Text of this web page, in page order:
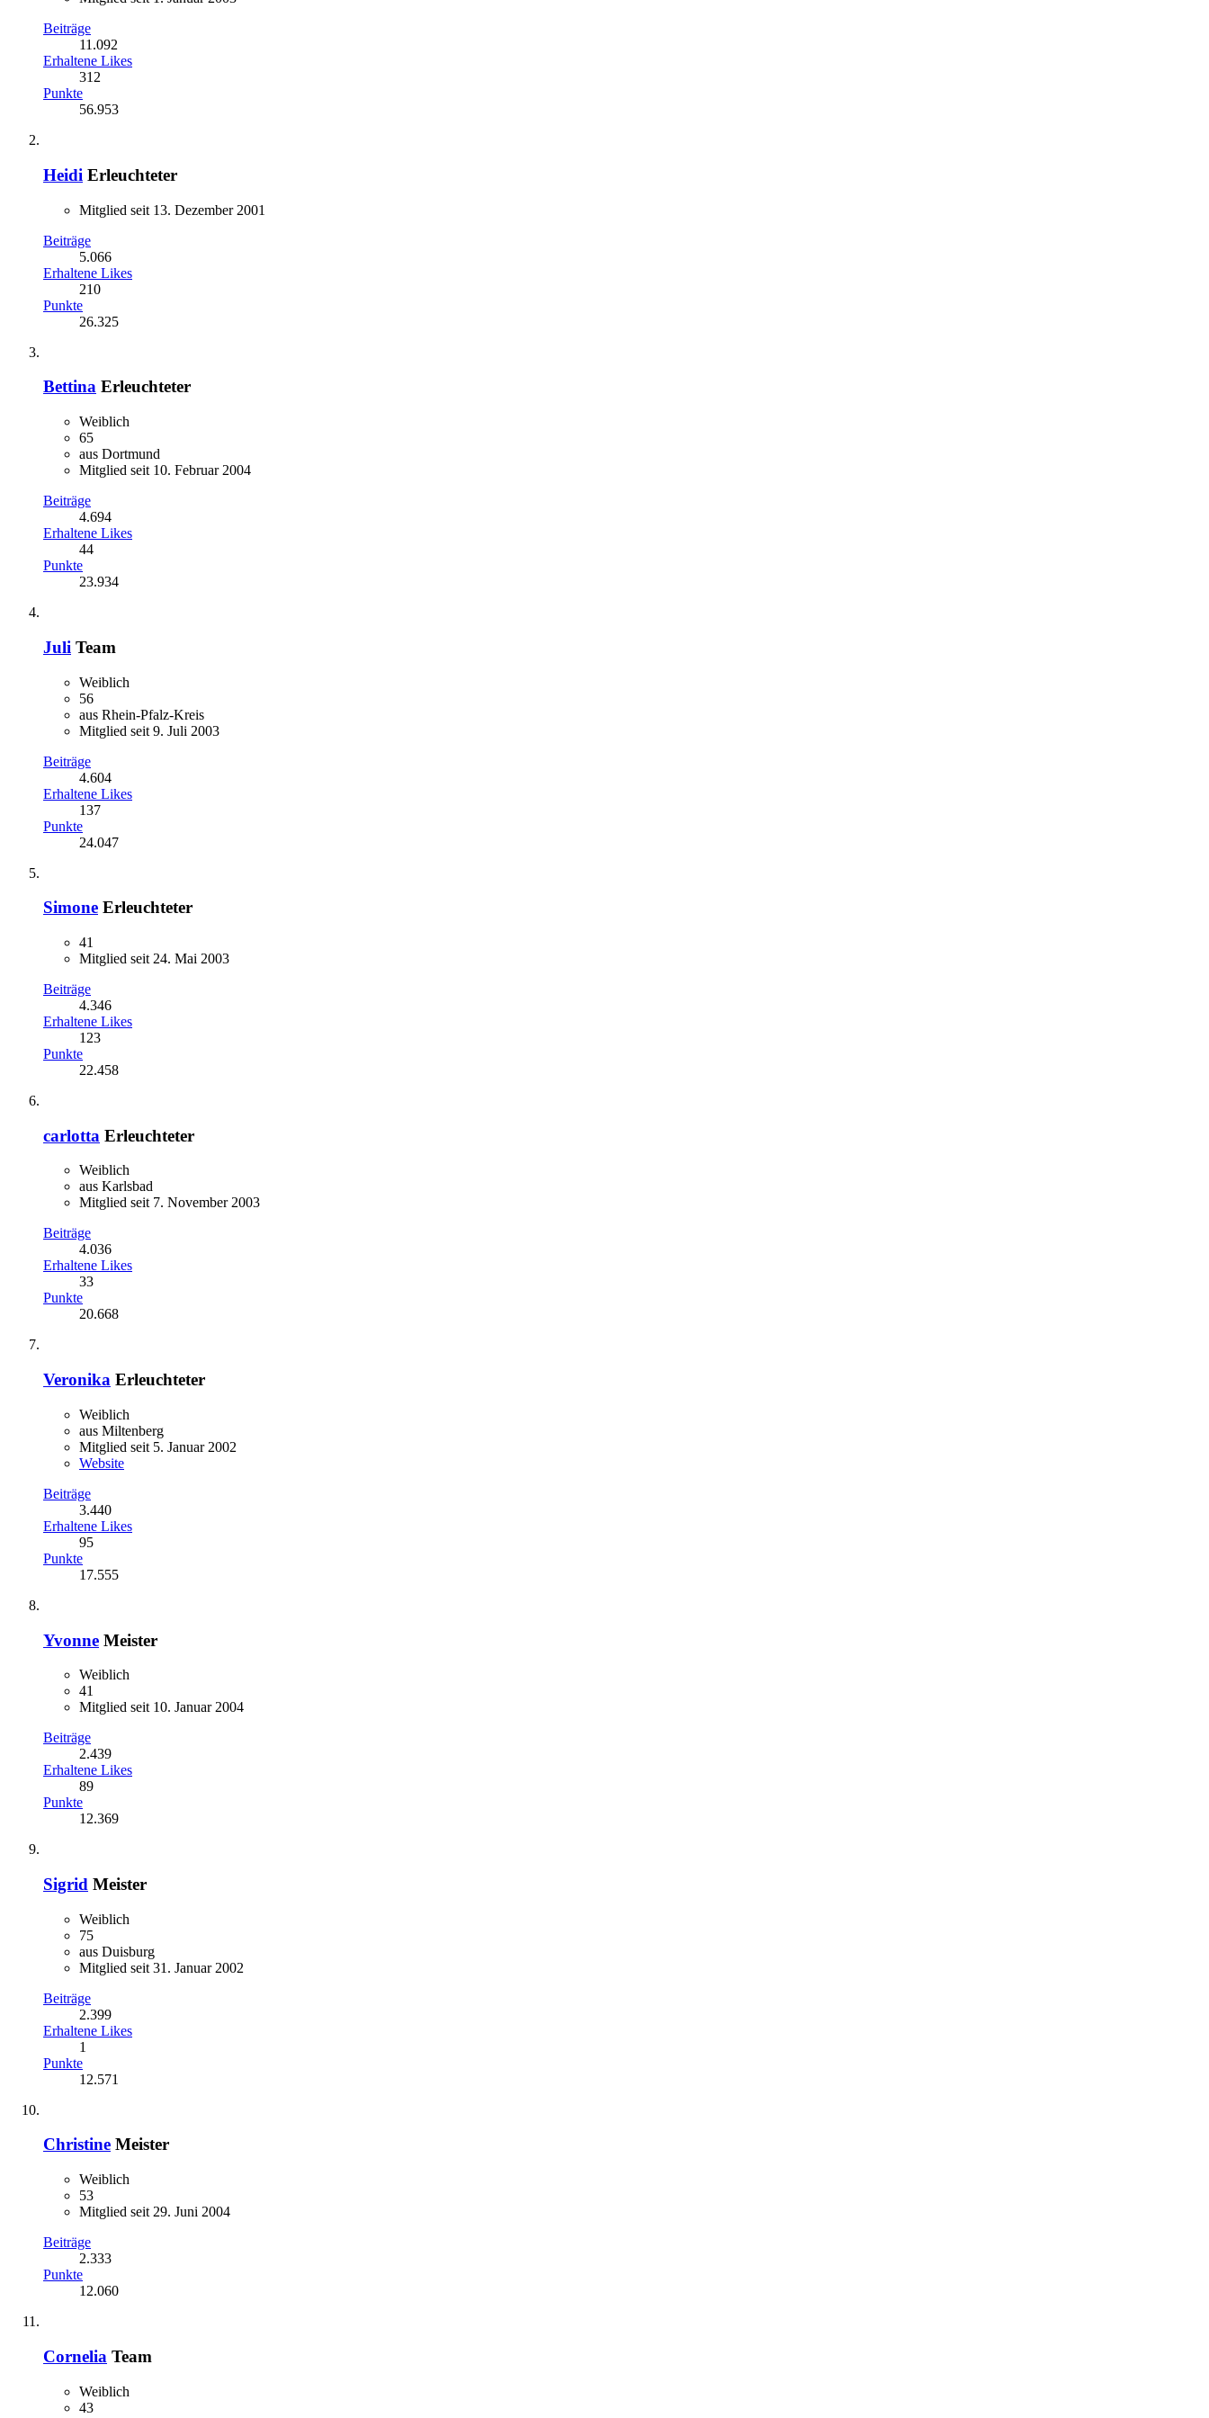
Beiträge
11.092
Erhaltene Likes
312
Punkte
56.953
Heidi Erleuchteter
Mitglied seit 13. Dezember 2001
Beiträge
5.066
Erhaltene Likes
210
Punkte
26.325
Bettina Erleuchteter
Weiblich
65
aus Dortmund
Mitglied seit 10. Februar 2004
Beiträge
4.694
Erhaltene Likes
44
Punkte
23.934
Juli Team
Weiblich
56
aus Rhein-Pfalz-Kreis
Mitglied seit 9. Juli 2003
Beiträge
4.604
Erhaltene Likes
137
Punkte
24.047
Simone Erleuchteter
41
Mitglied seit 24. Mai 2003
Beiträge
4.346
Erhaltene Likes
123
Punkte
22.458
carlotta Erleuchteter
Weiblich
aus Karlsbad
Mitglied seit 7. November 2003
Beiträge
4.036
Erhaltene Likes
33
Punkte
20.668
Veronika Erleuchteter
Weiblich
aus Miltenberg
Mitglied seit 5. Januar 2002
Website
Beiträge
3.440
Erhaltene Likes
95
Punkte
17.555
Yvonne Meister
Weiblich
41
Mitglied seit 10. Januar 2004
Beiträge
2.439
Erhaltene Likes
89
Punkte
12.369
Sigrid Meister
Weiblich
75
aus Duisburg
Mitglied seit 31. Januar 2002
Beiträge
2.399
Erhaltene Likes
1
Punkte
12.571
Christine Meister
Weiblich
53
Mitglied seit 29. Juni 2004
Beiträge
2.333
Punkte
12.060
Cornelia Team
Weiblich
43